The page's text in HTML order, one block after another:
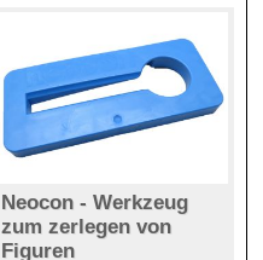
Neocon - Werkzeug
zum zerlegen von
Figuren